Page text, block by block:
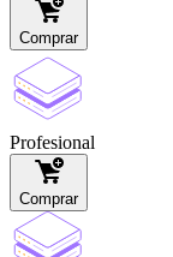
Comprar
Profesional
Comprar